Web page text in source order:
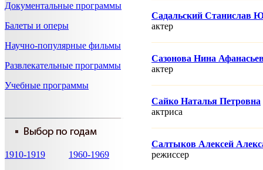
Документальные программы
Балеты и оперы
Научно-популярные фильмы
Развлекательные программы
Учебные программы
1910-1919
1960-1969
Садальский Станислав
актер
Сазонова Нина
актер
Сайко Наталья Петровна
актриса
Салтыков Алексей
режисcер